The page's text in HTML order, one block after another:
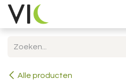
Overslaan naar inhoud
Alle producten